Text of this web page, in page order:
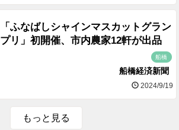
「ふなばしシャインマスカットグラン
プリ」初開催、市内農家12軒が出品
船橋
船橋経済新聞
2024/9/19
もっと見る